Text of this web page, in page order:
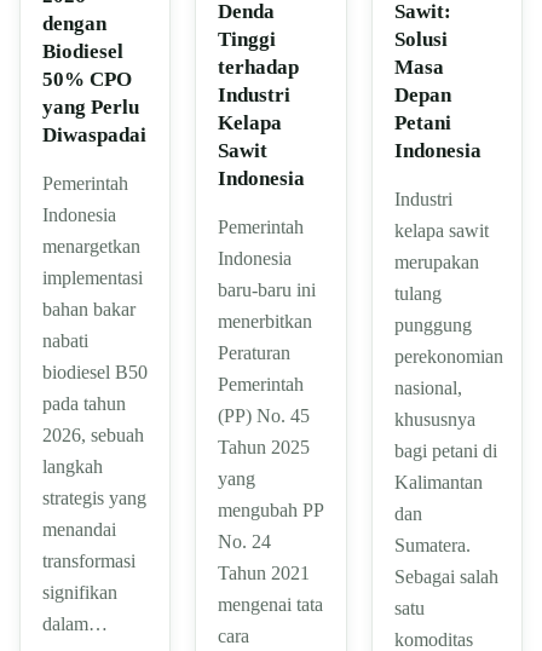
dengan
Biodiesel
50% CPO
yang Perlu
Diwaspadai
Pemerintah
Indonesia
menargetkan
implementasi
bahan bakar
nabati
biodiesel B50
pada tahun
2026, sebuah
langkah
strategis yang
menandai
transformasi
signifikan
dalam…
Denda
Tinggi
terhadap
Industri
Kelapa
Sawit
Indonesia
Pemerintah
Indonesia
baru-baru ini
menerbitkan
Peraturan
Pemerintah
(PP) No. 45
Tahun 2025
yang
mengubah PP
No. 24
Tahun 2021
mengenai tata
cara
Sawit:
Solusi
Masa
Depan
Petani
Indonesia
Industri
kelapa sawit
merupakan
tulang
punggung
perekonomian
nasional,
khususnya
bagi petani di
Kalimantan
dan
Sumatera.
Sebagai salah
satu
komoditas